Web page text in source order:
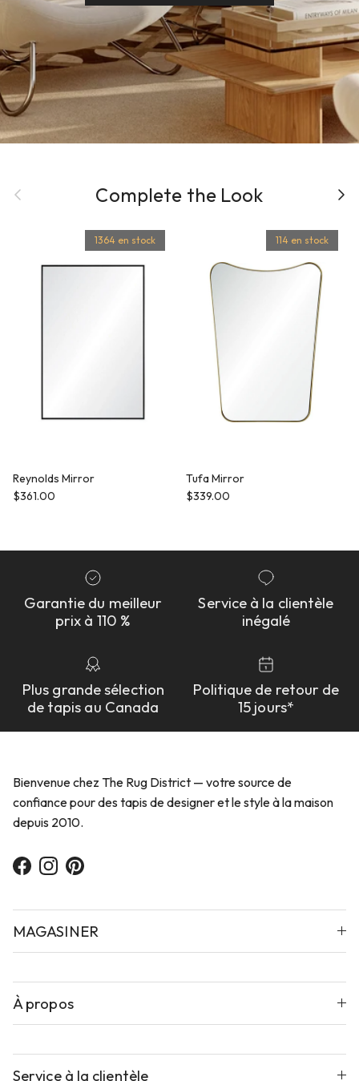
Précédent Complete the Look
1364 en stock
Reynolds Mirror
Prix habituel
$361.00
114 en stock
Tufa Mirror
Prix habituel
$339.00
Garantie du meilleur
prix à 110 %
Service à la clientèle
inégalé
Plus grande sélection
de tapis au Canada
Politique de retour de
15 jours*
Bienvenue chez The Rug District — votre source de
confiance pour des tapis de designer et le style à la maison
depuis 2010.
Facebook
InstagramPinterest
MAGASINER
À propos
Service à la clientèle